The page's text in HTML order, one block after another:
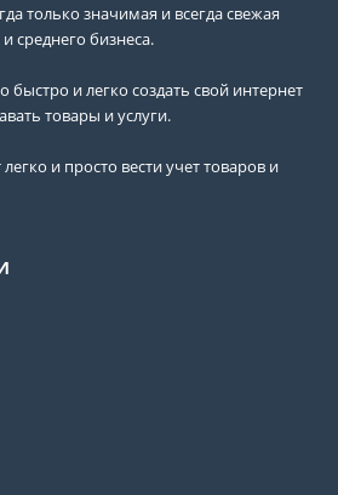
только значимая и всегда свежая
среднего бизнеса.
быстро и легко создать свой интернет
товары и услуги.
и просто вести учет товаров и